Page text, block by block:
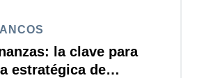
la clave para
estratégica de